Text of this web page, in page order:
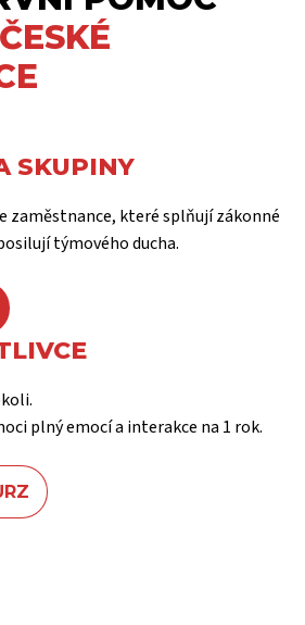
SKUPINY
zaměstnance, které splňují zákonné
týmového ducha.
plný emocí a interakce na 1 rok.